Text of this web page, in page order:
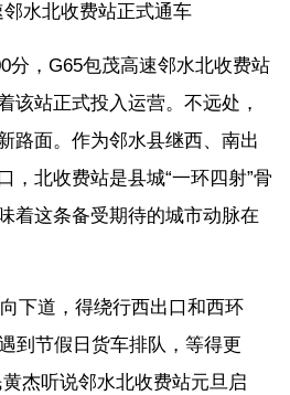
水北收费站正式通车
分，G65包茂高速邻水北收费站
该站正式投入运营。不远处，
路面。作为邻水县继西、南出
，北收费站是县城“一环四射”骨
着这条备受期待的城市动脉在
下道，得绕行西出口和西环
到节假日货车排队，等得更
杰听说邻水北收费站元旦启